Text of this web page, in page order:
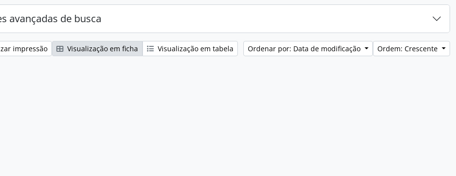
avançadas de busca
impressão Visualização em ficha Visualização em tabela Ordenar por: Data de modificação Ordem: Crescente